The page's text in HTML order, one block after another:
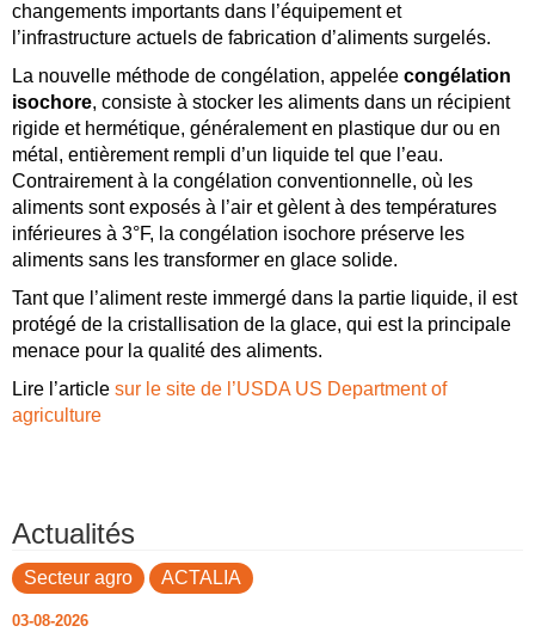
changements importants dans l’équipement et
l’infrastructure actuels de fabrication d’aliments surgelés.
La nouvelle méthode de congélation, appelée congélation
isochore, consiste à stocker les aliments dans un récipient
rigide et hermétique, généralement en plastique dur ou en
métal, entièrement rempli d’un liquide tel que l’eau.
Contrairement à la congélation conventionnelle, où les
aliments sont exposés à l’air et gèlent à des températures
inférieures à 3°F, la congélation isochore préserve les
aliments sans les transformer en glace solide.
Tant que l’aliment reste immergé dans la partie liquide, il est
protégé de la cristallisation de la glace, qui est la principale
menace pour la qualité des aliments.
Lire l’article sur le site de l’USDA US Department of
agriculture
Actualités
Secteur agro ACTALIA
03-08-2026